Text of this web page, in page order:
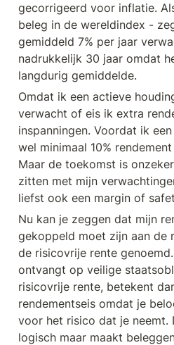
gecorrigeerd voor inflatie.
beleg in de wereldindex -
gemiddeld 7% per jaar
nadrukkelijk 30 jaar omdat
langdurig gemiddelde.
Omdat ik een actieve
verwacht of eis ik extra
inspanningen. Voordat ik
wel minimaal 10%
Maar de toekomst is
zitten met mijn
liefst ook een margin of
Nu kan je zeggen dat mijn
gekoppeld moet zijn aan de
de risicovrije rente
ontvangt op veilige
risicovrije rente, betekent
rendementseis omdat je
voor het risico dat je neemt.
logisch maar maakt